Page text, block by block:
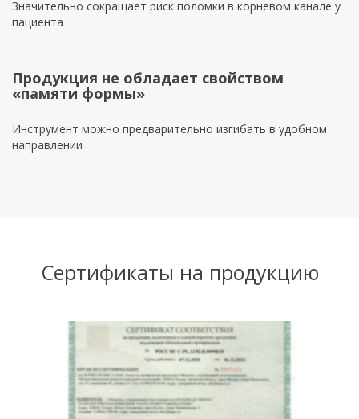
Значительно сокращает риск поломки в корневом канале у
пациента
Продукция не обладает свойством
«памяти формы»
Инструмент можно предварительно изгибать в удобном
направлении
Сертификаты на продукцию